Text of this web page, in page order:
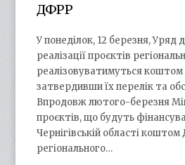
ДФРР
У понеділок, 12 березня, Уряд
реалізації проєктів
реалізовуватимуться
затвердивши їх перелік та
Впродовж лютого-березня
проєктів, що будуть
Чернігівській області
регіонального…